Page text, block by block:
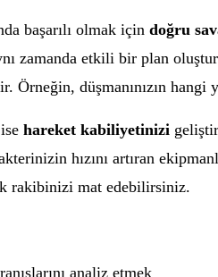
başarılı olmak için doğru
zamanda etkili bir plan
Örneğin, düşmanınızın
hareket kabiliyetinizi
hızını artıran
rakibinizi mat edebilirsiniz.
analiz etmek